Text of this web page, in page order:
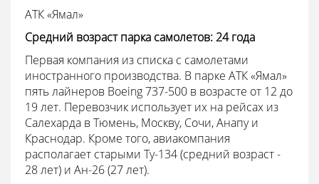
АТК «Ямал»
Средний возраст парка самолетов: 24 года
Первая компания из списка с самолетами
иностранного производства. В парке АТК «Ямал»
пять лайнеров Boeing 737-500 в возрасте от 12 до
19 лет. Перевозчик использует их на рейсах из
Салехарда в Тюмень, Москву, Сочи, Анапу и
Краснодар. Кроме того, авиакомпания
располагает старыми Ту-134 (средний возраст -
28 лет) и Ан-26 (27 лет).